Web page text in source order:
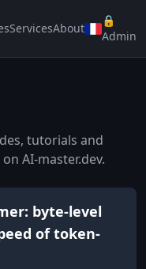
ServicesAbout
🔒
Admin
tutorials and
AI-master.dev.
byte-level
of token-